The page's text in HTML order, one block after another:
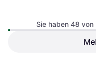
Sie haben 48